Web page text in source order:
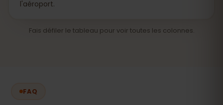
l'aéroport.
Fais défiler le tableau pour voir toutes les colonnes.
FAQ